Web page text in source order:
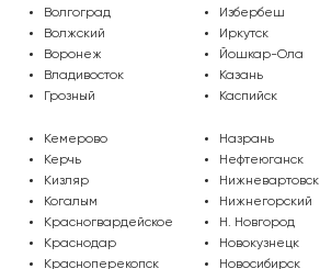
Волгоград
Волжский
Воронеж
Владивосток
Грозный
Избербеш
Иркутск
Йошкар-Ола
Казань
Каспийск
Кемерово
Керчь
Кизляр
Когалым
Красногвардейское
Краснодар
Красноперекопск
Назрань
Нефтеюганск
Нижневартовск
Нижнегорский
Н. Новгород
Новокузнецк
Новосибирск